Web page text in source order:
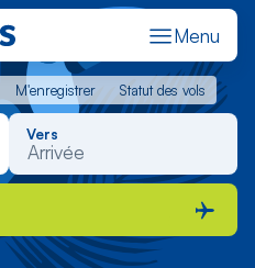
Menu
M'enregistrer Statut des vols
M'enregistrer Statut des vols
Vers